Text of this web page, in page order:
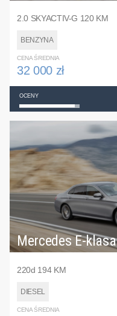
2.0 SKYACTIV-G 120 KM
BENZYNA
CENA ŚREDNIA
32 000 zł
OCENY
Mercedes E-klasa
220d 194 KM
DIESEL
CENA ŚREDNIA